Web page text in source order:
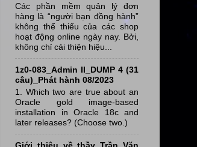
Các phần mềm quản lý đơn
hàng là “người bạn đồng hành”
không thể thiếu của các shop
hoạt động online ngày nay. Bởi,
không chỉ cải thiện hiệu...
1z0-083_Admin II_DUMP 4 (31
câu)_Phát hành 08/2023
1. Which two are true about an
Oracle gold image-based
installation in Oracle 18c and
later releases? (Choose two.)